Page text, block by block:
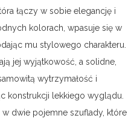
łączy w sobie elegancję i
kolorach, wpasuje się w
mu stylowego charakteru.
jej wyjątkowość, a solidne,
wytrzymałość i
konstrukcji lekkiego wyglądu.
w dwie pojemne szuflady, które